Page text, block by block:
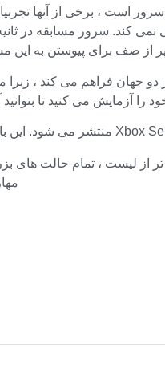
است ، برخی از آنها
کند. سرور مسابقه در
پر از صف برای پیوستن به این
جهان فراهم می کند ، زیرا
را آزمایش می کنید تا بتوانید
تر از لیست ، تمام حالت های